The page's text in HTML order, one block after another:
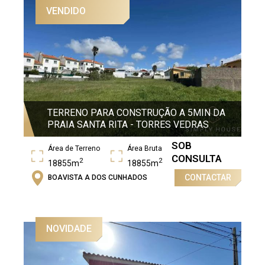
VENDIDO
TERRENO PARA CONSTRUÇÃO A 5MIN DA
PRAIA SANTA RITA - TORRES VEDRAS
Área de Terreno
18855m2
Área Bruta
18855m2
SOB
CONSULTA
BOAVISTA A DOS CUNHADOS CONTACTAR
NOVIDADE